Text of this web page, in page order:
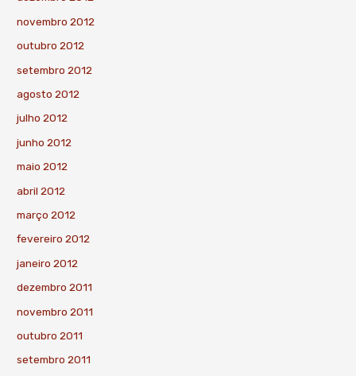
novembro 2012
outubro 2012
setembro 2012
agosto 2012
julho 2012
junho 2012
maio 2012
abril 2012
março 2012
fevereiro 2012
janeiro 2012
dezembro 2011
novembro 2011
outubro 2011
setembro 2011